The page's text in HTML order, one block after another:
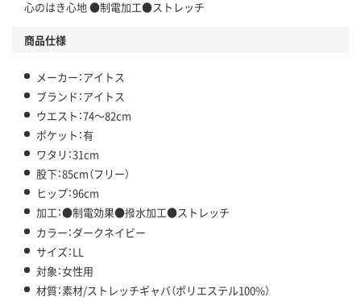
心のはき心地 ●制電加工●ストレッチ
商品仕様
メーカー：アイトス
ブランド：アイトス
ウエスト：74～82cm
ポケット：有
ワタリ：31cm
股下：85cm（フリー）
ヒップ：96cm
加工：●制電効果●撥水加工●ストレッチ
カラー：ダークネイビー
サイズ：LL
対象：女性用
材質：素材/ストレッチギャバ（ポリエステル100%）